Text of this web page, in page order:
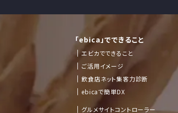
「ebica」でできること
エビカでできること
ご活用イメージ
飲食店ネット集客力診断
ebicaで簡単DX
グルメサイトコントローラー